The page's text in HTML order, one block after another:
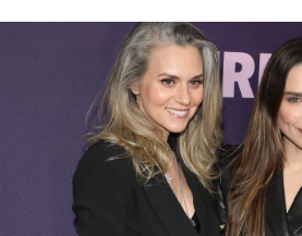
Chad Michael Murray
alegaciones de que
amante en One Tree Hill
juntos